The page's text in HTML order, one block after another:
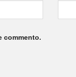
commento.